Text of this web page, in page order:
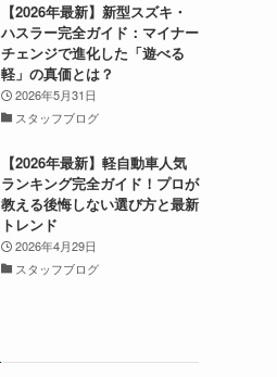
【2026年最新】新型スズキ・
ハスラー完全ガイド：マイナー
チェンジで進化した「遊べる
軽」の真価とは？
2026年5月31日
スタッフブログ
【2026年最新】軽自動車人気
ランキング完全ガイド！プロが
教える後悔しない選び方と最新
トレンド
2026年4月29日
スタッフブログ